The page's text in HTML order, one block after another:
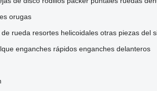
orugas
rueda resortes helicoidales otras piezas del
enganches rápidos enganches delanteros